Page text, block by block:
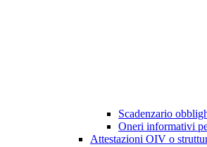
Scadenzario
Oneri informativi
Attestazioni OIV o